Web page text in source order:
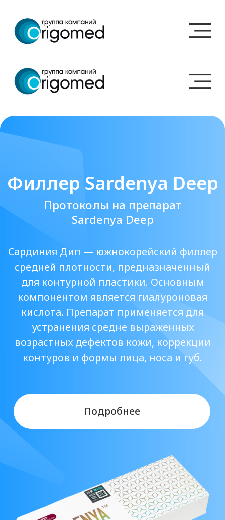
Для применения ИСКЛЮЧИТЕЛЬНО
дипломированными врачами-
. Отправка прайс-
листа и подробной информации по
филлеру осуществляется ТОЛЬКО
Подробнее
Филлер Sardenya Deep
Протоколы на препарат
Cардиния Дип — южнокорейский филлер
средней плотности, предназначенный
для контурной пластики. Основным
компонентом является гиалуроновая
кислота. Препарат применяется для
контуров и формы лица, носа и губ.